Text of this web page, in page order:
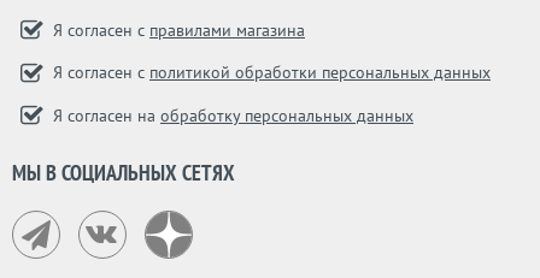
Я согласен с правилами магазина
Я согласен с политикой обработки персональных данных
Я согласен на обработку персональных данных
МЫ В СОЦИАЛЬНЫХ СЕТЯХ